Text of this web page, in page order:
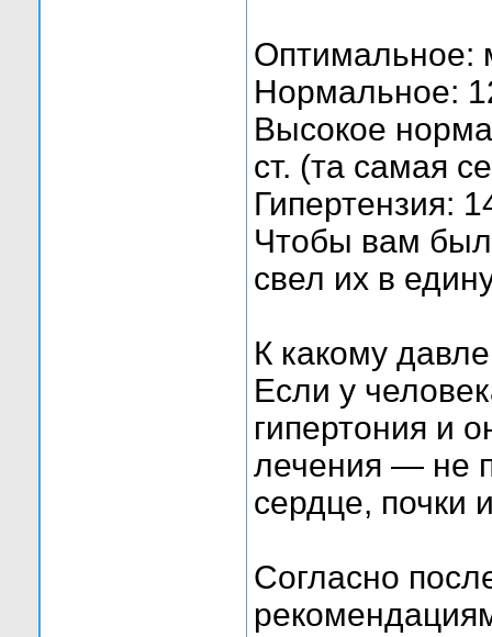
Оптимальное:
Нормальное:
Высокое
ст. (та самая
Гипертензия:
Чтобы вам
свел их в
К какому
Если у
гипертония и
лечения — не
сердце, почки
Согласно